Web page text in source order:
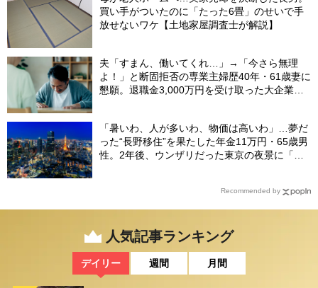
買い手がついたのに「たった6畳」のせいで手
放せないワケ【土地家屋調査士が解説】
夫「すまん、働いてくれ…」→「今さら無理
よ！」と断固拒否の専業主婦歴40年・61歳妻に
懇願。退職金3,000万円を受け取った大企業元
「暑いわ、人が多いわ、物価は高いわ」…夢だ
った“長野移住”を果たした年金11万円・65歳男
性。2年後、ウンザリだった東京の夜景に「癒
Recommended by
人気記事ランキング
デイリー 週間 月間